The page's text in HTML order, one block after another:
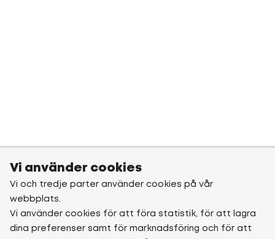
Vi använder cookies
Vi och tredje parter använder cookies på vår
webbplats.
Vi använder cookies för att föra statistik, för att lagra
dina preferenser samt för marknadsföring och för att